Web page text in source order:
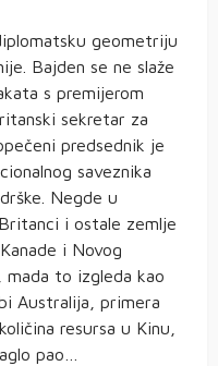
geometriju
Bajden se ne slaže
s premijerom
sekretar za
predsednik je
saveznika
Negde u
i ostale zemlje
i Novog
mada to izgleda kao
Australija, primera
resursa u Kinu,
pao…